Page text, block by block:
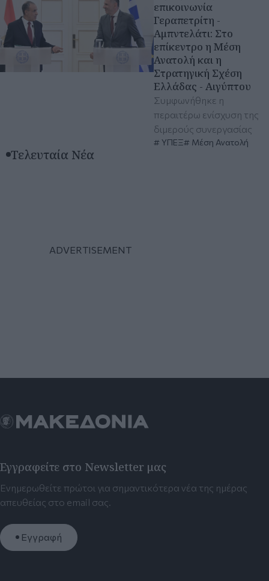
επικοινωνία
Γεραπετρίτη -
Αμπντελάτι: Στο
επίκεντρο η Μέση
Ανατολή και η
Στρατηγική Σχέση
Ελλάδας - Αιγύπτου
Συμφωνήθηκε η
περαιτέρω ενίσχυση της
διμερούς συνεργασίας
ΥΠΕΞ Μέση Ανατολή
Τελευταία Νέα
Εγγραφείτε στο Newsletter μας
Ενημερωθείτε πρώτοι για σημαντικότερα νέα της ημέρας
απευθείας στο email σας.
Εγγραφή